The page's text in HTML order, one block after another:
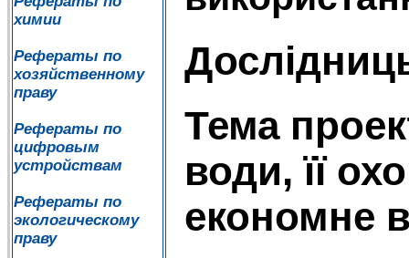
химии
Рефераты по
хозяйственному
праву
Рефераты по
цифровым
устройствам
Рефераты по
экологическому
праву
Тема
води, її
економне